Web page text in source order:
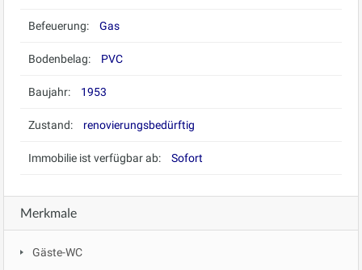
Befeuerung: Gas
Bodenbelag: PVC
Baujahr: 1953
Zustand: renovierungsbedürftig
Immobilie ist verfügbar ab: Sofort
Merkmale
Gäste-WC